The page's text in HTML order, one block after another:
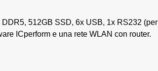
512GB SSD, 6x USB, 1x RS232 (per
ICperform e una rete WLAN con router.